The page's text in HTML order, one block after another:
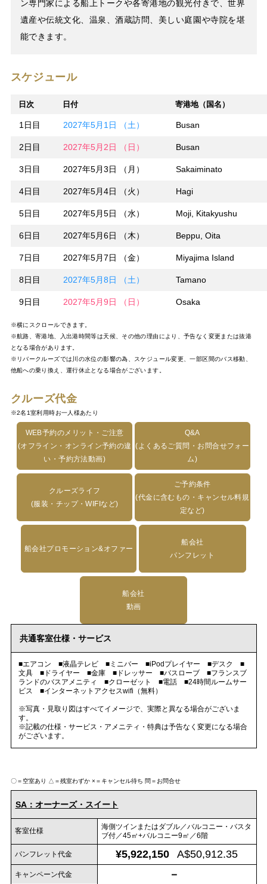
ン専門家による船上トークや各寄港地の観光付きで、世界
遺産や伝統文化、温泉、酒蔵訪問、美しい庭園や寺院を堪
能できます。
スケジュール
日次 日付 寄港地（国名）
1日目 2027年5月1日 （土） Busan
2日目 2027年5月2日 （日） Busan
3日目 2027年5月3日 （月） Sakaiminato
4日目 2027年5月4日 （火） Hagi
5日目 2027年5月5日 （水） Moji, Kitakyushu
6日目 2027年5月6日 （木） Beppu, Oita
7日目 2027年5月7日 （金） Miyajima Island
8日目 2027年5月8日 （土） Tamano
9日目 2027年5月9日 （日） Osaka
※横にスクロールできます。
※航路、寄港地、入出港時間等は天候、その他の理由により、予告なく変更または抜港
となる場合があります。
※リバークルーズでは川の水位の影響の為、スケジュール変更、一部区間のバス移動、
他船への乗り換え、運行休止となる場合がございます。
クルーズ代金
※2名1室利用時お一人様あたり
WEB予約のメリット・ご注意
(オフライン・オンライン予約の違
い・予約方法動画)
Q&A
(よくあるご質問・お問合せフォー
ム)
クルーズライフ
(服装・チップ・WIFIなど)
ご予約条件
(代金に含むもの・キャンセル料規
定など)
船会社プロモーション&オファー
船会社
パンフレット
船会社
動画
共通客室仕様・サービス
■エアコン ■液晶テレビ ■ミニバー ■iPodプレイヤー ■デスク ■
文具 ■ドライヤー ■金庫 ■ドレッサー ■バスローブ ■フランスブ
ランドのバスアメニティ ■クローゼット ■電話 ■24時間ルームサー
ビス ■インターネットアクセスwifi（無料）
※写真・見取り図はすべてイメージで、実際と異なる場合がございま
す。
※記載の仕様・サービス・アメニティ・特典は予告なく変更になる場合
がございます。
〇＝空室あり △＝残室わずか ×＝キャンセル待ち 問＝お問合せ
SA：オーナーズ・スイート
客室仕様
海側ツインまたはダブル／バルコニー・バスタ
ブ付／45㎡+バルコニー9㎡／6階
パンフレット代金 ¥5,922,150 A$50,912.35
キャンペーン代金 －